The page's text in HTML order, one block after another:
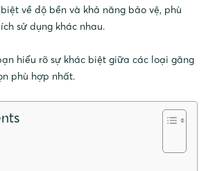
về độ bền và khả năng bảo vệ, phù
sử dụng khác nhau.
hiểu rõ sự khác biệt giữa các loại găng
phù hợp nhất.